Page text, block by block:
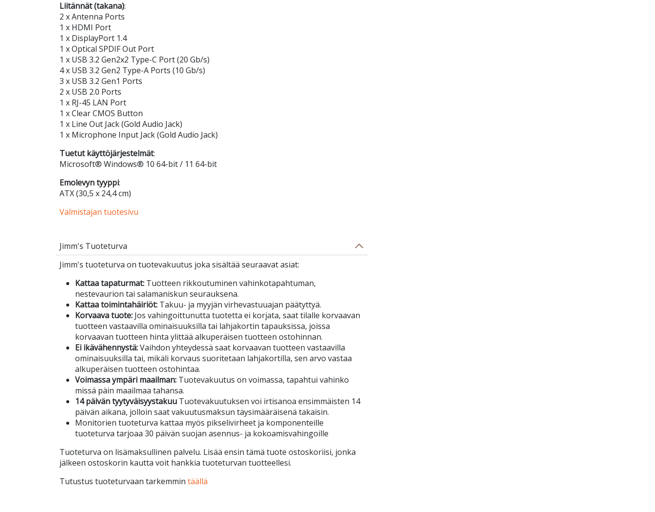
Liitännät (takana):
2 x Antenna Ports
1 x HDMI Port
1 x DisplayPort 1.4
1 x Optical SPDIF Out Port
1 x USB 3.2 Gen2x2 Type-C Port (20 Gb/s)
4 x USB 3.2 Gen2 Type-A Ports (10 Gb/s)
3 x USB 3.2 Gen1 Ports
2 x USB 2.0 Ports
1 x RJ-45 LAN Port
1 x Clear CMOS Button
1 x Line Out Jack (Gold Audio Jack)
1 x Microphone Input Jack (Gold Audio Jack)
Tuetut käyttöjärjestelmät:
Microsoft® Windows® 10 64-bit / 11 64-bit
Emolevyn tyyppi:
ATX (30,5 x 24,4 cm)
Valmistajan tuotesivu
Jimm's Tuoteturva
Jimm's tuoteturva on tuotevakuutus joka sisältää seuraavat asiat:
Kattaa tapaturmat: Tuotteen rikkoutuminen vahinkotapahtuman,
nestevaurion tai salamaniskun seurauksena.
Kattaa toimintahäiriöt: Takuu- ja myyjän virhevastuuajan päätyttyä.
Korvaava tuote: Jos vahingoittunutta tuotetta ei korjata, saat tilalle korvaavan
tuotteen vastaavilla ominaisuuksilla tai lahjakortin tapauksissa, joissa
korvaavan tuotteen hinta ylittää alkuperäisen tuotteen ostohinnan.
Ei ikävähennystä:Vaihdon yhteydessä saat korvaavan tuotteen vastaavilla
ominaisuuksilla tai, mikäli korvaus suoritetaan lahjakortilla, sen arvo vastaa
alkuperäisen tuotteen ostohintaa.
Voimassa ympäri maailman: Tuotevakuutus on voimassa, tapahtui vahinko
missä päin maailmaa tahansa.
14 päivän tyytyväisyystakuu Tuotevakuutuksen voi irtisanoa ensimmäisten 14
päivän aikana, jolloin saat vakuutusmaksun täysimääräisenä takaisin.
Monitorien tuoteturva kattaa myös pikselivirheet ja komponenteille
tuoteturva tarjoaa 30 päivän suojan asennus- ja kokoamisvahingoille
Tuoteturva on lisämaksullinen palvelu. Lisää ensin tämä tuote ostoskoriisi, jonka
jälkeen ostoskorin kautta voit hankkia tuoteturvan tuotteellesi.
Tutustus tuoteturvaan tarkemmin täällä